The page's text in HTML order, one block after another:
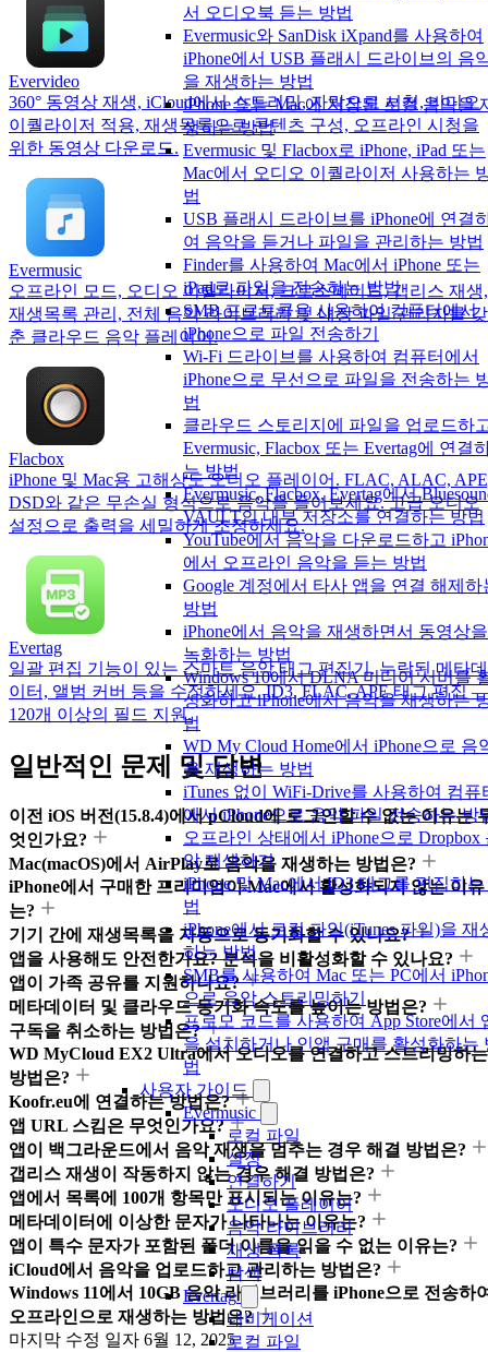
서 오디오북 듣는 방법
Evermusic와 SanDisk iXpand를 사용하여
iPhone에서 USB 플래시 드라이브의 음
을 재생하는 방법
iPhone 또는 Mac에 저장된 로컬 음악을
생하는 방법
Evermusic 및 Flacbox로 iPhone, iPad 또는
Mac에서 오디오 이퀄라이저 사용하는
법
USB 플래시 드라이브를 iPhone에 연결
여 음악을 듣거나 파일을 관리하는 방법
Finder를 사용하여 Mac에서 iPhone 또는
iPad로 파일을 전송하는 방법
SMB 프로토콜을 사용하여 컴퓨터에서
iPhone으로 파일 전송하기
Wi-Fi 드라이브를 사용하여 컴퓨터에서
iPhone으로 무선으로 파일을 전송하는
법
클라우드 스토리지에 파일을 업로드하
Evermusic, Flacbox 또는 Evertag에 연결
는 방법
Evermusic, Flacbox, Evertag에서
VAULT의 내부 저장소를 연결하는 방법
YouTube에서 음악을 다운로드하고
에서 오프라인 음악을 듣는 방법
Google 계정에서 타사 앱을 연결 해제하
방법
iPhone에서 음악을 재생하면서 동영상을
녹화하는 방법
Windows 10에서 DLNA 미디어 서버를
성화하고 iPhone에서 음악을 재생하는
법
WD My Cloud Home에서 iPhone으로 음
을 재생하는 방법
iTunes 없이 WiFi-Drive를 사용하여 컴퓨
에서 iPhone으로 음악 파일 전송하는 방
오프라인 상태에서 iPhone으로 Dropbox
악 재생하기
iPhone 및 Mac에서 ID3 태그를 편집하
법
iPhone에서 로컬 파일(iTunes 파일)을 재
하는 방법
SMB를 사용하여 Mac 또는 PC에서
으로 음악 스트리밍하기
프로모 코드를 사용하여 App Store에서
을 설치하거나 인앱 구매를 활성화하는
법
사용자 가이드
Evermusic
로컬 파일
설정
연결하기
오디오 플레이어
음악 라이브러리
재생 목록
탐색
Evertag
내비게이션
로컬 파일
Evervideo
360° 동영상 재생, iCloud에서 스트리밍, 자막으로 시청, 비디오
이퀄라이저 적용, 재생목록으로 콘텐츠 구성, 오프라인 시청을
위한 동영상 다운로드.
Evermusic
오프라인 모드, 오디오 이퀄라이저, 크로스페이드, 갭리스 재생,
재생목록 관리, 전체 음악 라이브러리 및 내장 파일 관리자를 갖
춘 클라우드 음악 플레이어.
Flacbox
iPhone 및 Mac용 고해상도 오디오 플레이어. FLAC, ALAC,
DSD와 같은 무손실 형식으로 음악을 들어보세요. 고급 오디오
설정으로 출력을 세밀하게 조정하세요.
Evertag
일괄 편집 기능이 있는 스마트 음악 태그 편집기. 누락된 메타데
이터, 앨범 커버 등을 수정하세요. ID3, FLAC, APE 태그 편집 —
120개 이상의 필드 지원.
일반적인 문제 및 답변
이전 iOS 버전(15.8.4)에서 pCloud에 로그인할 수 없는 이유는
엇인가요?
Mac(macOS)에서 AirPlay로 음악을 재생하는 방법은?
iPhone에서 구매한 프리미엄이 Mac에서 활성화되지 않는 이유
는?
기기 간에 재생목록을 자동으로 동기화할 수 있나요?
앱을 사용해도 안전한가요? 분석을 비활성화할 수 있나요?
앱이 가족 공유를 지원하나요?
메타데이터 및 클라우드 동기화 속도를 높이는 방법은?
구독을 취소하는 방법은?
WD MyCloud EX2 Ultra에서 오디오를 연결하고 스트리밍하는
방법은?
Koofr.eu에 연결하는 방법은?
앱 URL 스킴은 무엇인가요?
앱이 백그라운드에서 음악 재생을 멈추는 경우 해결 방법은?
갭리스 재생이 작동하지 않는 경우 해결 방법은?
앱에서 목록에 100개 항목만 표시되는 이유는?
메타데이터에 이상한 문자가 나타나는 이유는?
앱이 특수 문자가 포함된 폴더 이름을 읽을 수 없는 이유는?
iCloud에서 음악을 업로드하고 관리하는 방법은?
Windows 11에서 10GB 음악 라이브러리를 iPhone으로 전송하
오프라인으로 재생하는 방법은?
마지막 수정 일자 6월 12, 2025